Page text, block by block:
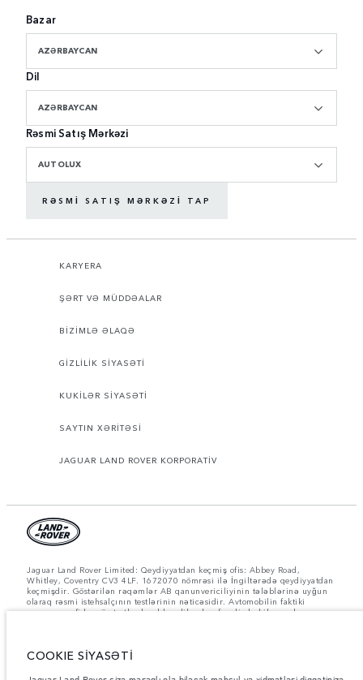
Bazar
AZƏRBAYCAN
Dil
AZƏRBAYCAN
Rəsmi Satış Mərkəzi
AUTOLUX
RƏSMI SATIŞ MƏRKƏZI TAP
KARYERA
ŞƏRT VƏ MÜDDƏALAR
BİZİMLƏ ƏLAQƏ
GİZLİLİK SİYASƏTİ
KUKİLƏR SİYASƏTİ
SAYTIN XƏRİTƏSİ
JAGUAR LAND ROVER KORPORATİV
Jaguar Land Rover Limited: Qeydiyyatdan keçmiş ofis: Abbey Road,
Whitley, Coventry CV3 4LF. 1672070 nömrəsi ilə İngiltərədə qeydiyyatdan
keçmişdir. Göstərilən rəqəmlər AB qanunvericiliyinin tələblərinə uyğun
olaraq rəsmi istehsalçının testlərinin nəticəsidir. Avtomobilin faktiki
yanacaq sərfi bu cür testlərdə əldə ediləndən fərqli ola bilər və bu
qiymətlər barədə, lütfən, yerli dilerinizə müraciət edin.
Göstərilən çəkilər avtomobilin standart xarakteristikasını əks etdirir.
COOKIE SİYASƏTİ